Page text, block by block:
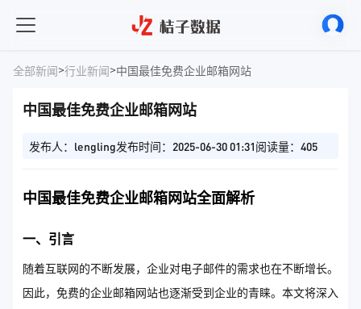
全部新闻>行业新闻>中国最佳免费企业邮箱网站
中国最佳免费企业邮箱网站
发布人：lengling发布时间：2025-06-30 01:31阅读量：405
中国最佳免费企业邮箱网站全面解析
一、引言
随着互联网的不断发展，企业对电子邮件的需求也在不断增长。
因此，免费的企业邮箱网站也逐渐受到企业的青睐。本文将深入